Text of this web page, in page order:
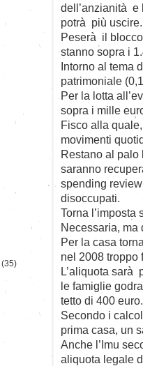
dell’anzianità e
potrà più uscire.
Peserà il
stanno sopra i
Intorno al tema
patrimoniale
Per la lotta
sopra i mille
Fisco alla
movimenti
Restano al
saranno
spending
disoccupati.
Torna
Necessaria, ma
Per la casa
nel 2008 troppo
L’aliquota sarà
le famiglie
tetto di 400 euro.
Secondo i
prima casa, un
Anche l’Imu
aliquota legale
(35)